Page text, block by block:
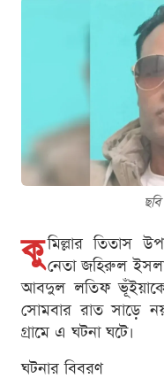
কু মিল্লার তিতাস
নেতা জহিরুল
আবদুল লতিফ
সোমবার রাত সাড়ে
গ্রামে এ ঘটনা ঘটে।
ঘটনার বিবরণ